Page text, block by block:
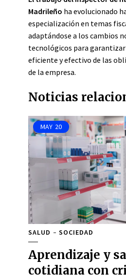
Madrileño ha evolucionado
especialización en temas
adaptándose a los cambios
tecnológicos para
eficiente y efectivo de las
de la empresa.
Noticias
MAY 20
SALUD SOCIEDAD
Aprendizaje y
cotidiana con